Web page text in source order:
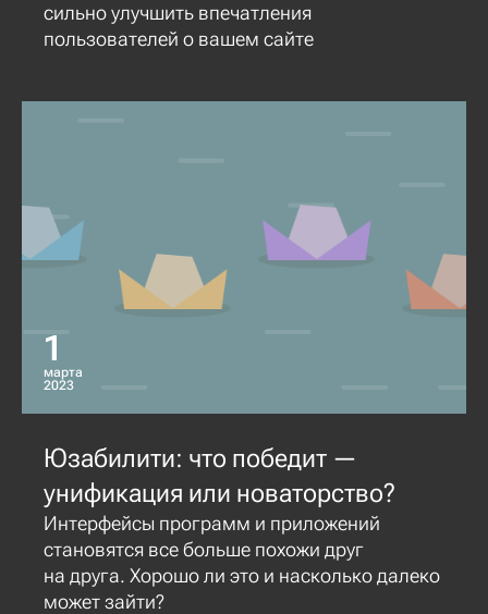
сильно улучшить впечатления
пользователей о вашем сайте
1
марта
2023
Юзабилити: что победит —
унификация или новаторство?
Интерфейсы программ и приложений
становятся все больше похожи друг
на друга. Хорошо ли это и насколько далеко
может зайти?